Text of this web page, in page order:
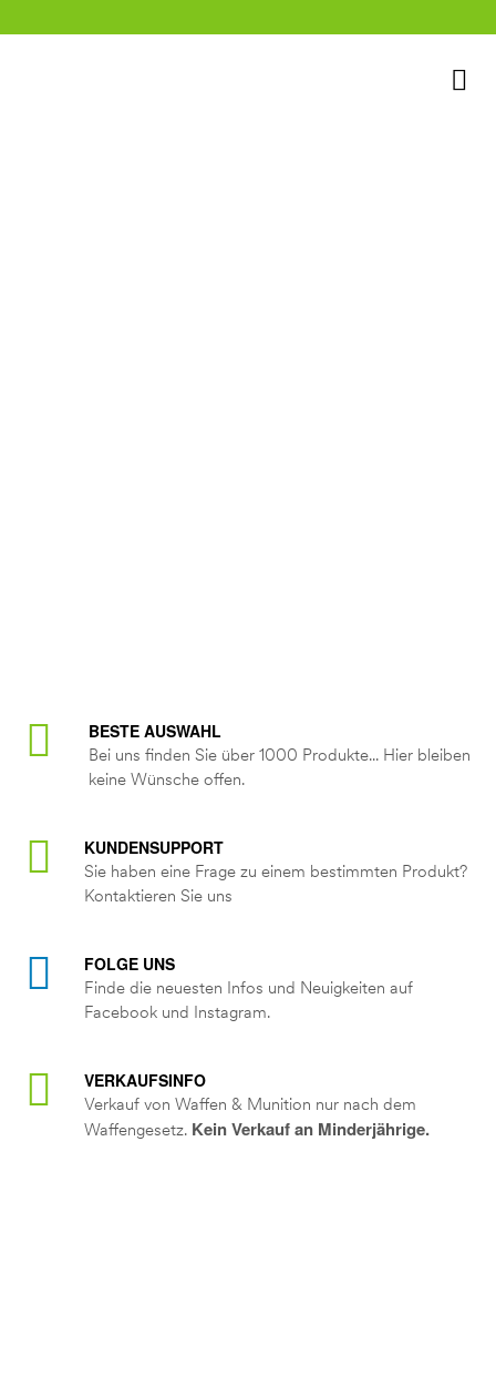
BESTE AUSWAHL
Bei uns finden Sie über 1000 Produkte... Hier bleiben
keine Wünsche offen.
KUNDENSUPPORT
Sie haben eine Frage zu einem bestimmten Produkt?
Kontaktieren Sie uns
FOLGE UNS
Finde die neuesten Infos und Neuigkeiten auf
Facebook und Instagram.
VERKAUFSINFO
Verkauf von Waffen & Munition nur nach dem
Waffengesetz. Kein Verkauf an Minderjährige.